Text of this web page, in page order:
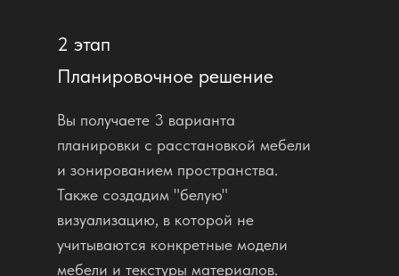
2 этап
Вы получаете 3 варианта
планировки с расстановкой мебели
и зонированием пространства.
Также создадим "белую"
визуализацию, в которой не
учитываются конкретные модели
мебели и текстуры материалов.
Планировочное решение